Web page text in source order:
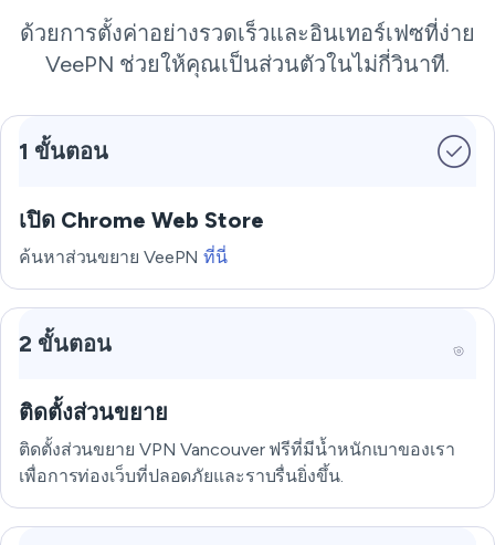
ด้วยการตั้งค่าอย่างรวดเร็วและอินเทอร์เฟซที่ง่าย
VeePN ช่วยให้คุณเป็นส่วนตัวในไม่กี่วินาที.
1 ขั้นตอน
เปิด Chrome Web Store
ค้นหาส่วนขยาย VeePNที่นี่
2 ขั้นตอน
ติดตั้งส่วนขยาย
ติดตั้งส่วนขยาย VPN Vancouver ฟรีที่มีน้ำหนักเบาของเรา
เพื่อการท่องเว็บที่ปลอดภัยและราบรื่นยิ่งขึ้น.